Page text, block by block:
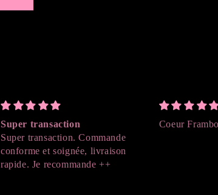
Super transaction
Super transaction. Commande
conforme et soignée, livraison
rapide. Je recommande ++
Coeur